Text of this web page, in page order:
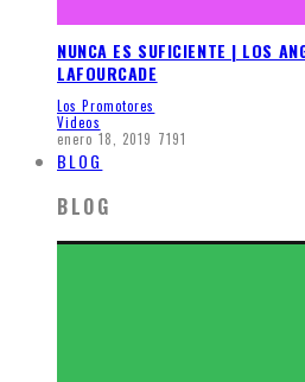
NUNCA ES SUFICIENTE | LOS
LAFOURCADE
Los Promotores
Videos
enero 18, 2019 7191
BLOG
BLOG